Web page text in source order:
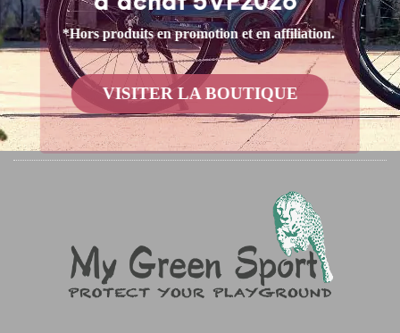
*Hors produits en promotion et en affiliation.
VISITER LA BOUTIQUE